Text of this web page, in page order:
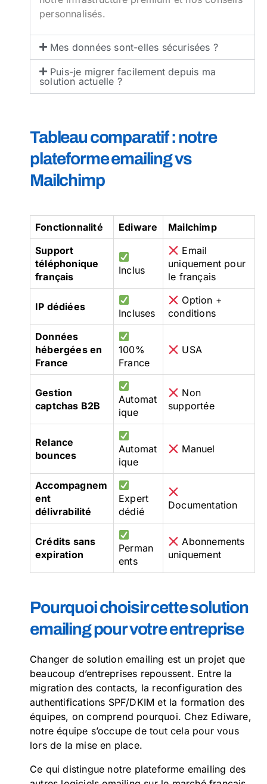
personnalisés.
Mes données sont-elles sécurisées ?
Puis-je migrer facilement depuis ma
solution actuelle ?
Tableau comparatif : notre
plateforme emailing vs
Mailchimp
Fonctionnalité Ediware
Mailchimp
Support
téléphonique
français
Inclus
Email
uniquement pour
le français
IP dédiées
Incluses
Option +
conditions
Données
hébergées en
France
100%
France
USA
Gestion
captchas B2B
Automat
ique
Non
supportée
Relance
bounces
Automat
ique
Manuel
Accompagnem
ent
délivrabilité
Expert
dédié
Documentation
Crédits sans
expiration
Perman
ents
Abonnements
uniquement
Pourquoi choisir cette solution
emailing pour votre entreprise
Changer de solution emailing est un projet que
beaucoup d’entreprises repoussent. Entre la
migration des contacts, la reconfiguration des
authentifications SPF/DKIM et la formation des
équipes, on comprend pourquoi. Chez Ediware,
notre équipe s’occupe de tout cela pour vous
lors de la mise en place.
Ce qui distingue notre plateforme emailing des